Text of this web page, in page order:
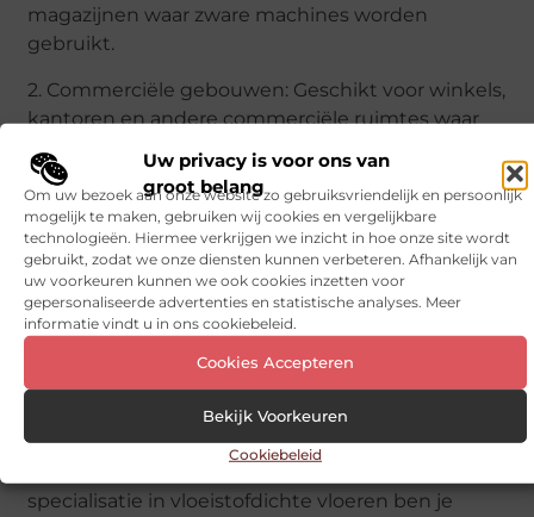
Uw privacy is voor ons van
groot belang
Om uw bezoek aan onze website zo gebruiksvriendelijk en persoonlijk
mogelijk te maken, gebruiken wij cookies en vergelijkbare
technologieën. Hiermee verkrijgen we inzicht in hoe onze site wordt
gebruikt, zodat we onze diensten kunnen verbeteren. Afhankelijk van
uw voorkeuren kunnen we ook cookies inzetten voor
gepersonaliseerde advertenties en statistische analyses. Meer
informatie vindt u in ons cookiebeleid.
Cookies Accepteren
Bekijk Voorkeuren
Cookiebeleid
magazijnen waar zware machines worden
gebruikt.
2. Commerciële gebouwen: Geschikt voor winkels,
kantoren en andere commerciële ruimtes waar
3. Gezondheidszorg: Perfect voor ziekenhuizen en
laboratoria waar hygiëne van essentieel belang is.
4. Voedingsindustrie: Onmisbaar in keukens en
voedselverwerkingsbedrijven waar strikte
hygiënenormen gelden.
Als je op zoek bent naar een betrouwbare
oplossing voor jouw vloerproblemen, dan biedt
specialisatie in vloeistofdichte vloeren ben je